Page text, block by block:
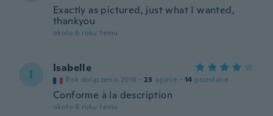
Exactly as pictured, just what I wanted,
thankyou
około 6 roku temu
I Isabelle
Rok dołączenia 2016 · 23 opinie · 14 przesłane
Conforme à la description
około 6 roku temu